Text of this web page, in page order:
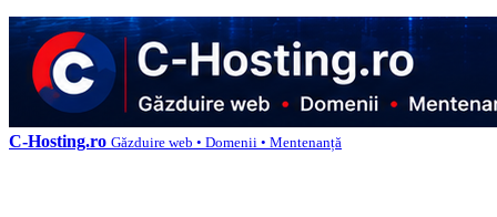
C-Hosting.ro Găzduire web • Domenii • Mentenanță